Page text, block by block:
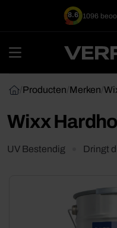
8.6 1096
Producten Merken
Wixx
UV Bestendig Dringt